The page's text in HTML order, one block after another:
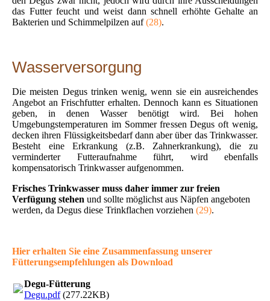
das Futter feucht und weist dann schnell erhöhte Gehalte an
Bakterien und Schimmelpilzen auf(28).
Wasserversorgung
Die meisten Degus trinken wenig, wenn sie ein ausreichendes
Angebot an Frischfutter erhalten. Dennoch kann es Situationen
geben, in denen Wasser benötigt wird. Bei hohen
Umgebungstemperaturen im Sommer fressen Degus oft wenig,
decken ihren Flüssigkeitsbedarf dann aber über das Trinkwasser.
Besteht eine Erkrankung (z.B. Zahnerkrankung), die zu
verminderter Futteraufnahme führt, wird ebenfalls
kompensatorisch Trinkwasser aufgenommen.
Frisches Trinkwasser muss daher immer zur freien
Verfügung stehen und sollte möglichst aus Näpfen angeboten
werden, da Degus diese Trinkflachen vorziehen (29).
Hier erhalten Sie eine Zusammenfassung unserer
Fütterungsempfehlungen als Download
Degu-Fütterung
Degu.pdf(277.22KB)